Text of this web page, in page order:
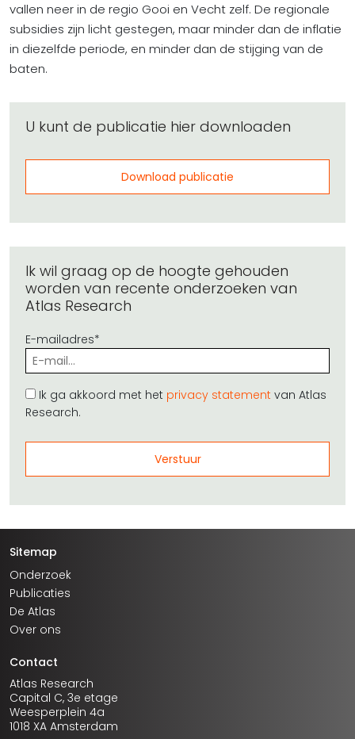
vallen neer in de regio Gooi en Vecht zelf. De regionale
subsidies zijn licht gestegen, maar minder dan de inflatie
in diezelfde periode, en minder dan de stijging van de
baten.
U kunt de publicatie hier downloaden
Download publicatie
Ik wil graag op de hoogte gehouden
worden van recente onderzoeken van
Atlas Research
E-mailadres*
Ik ga akkoord met het privacy statement van Atlas
Research.
Sitemap
Onderzoek
Publicaties
De Atlas
Over ons
Contact
Atlas Research
Capital C, 3e etage
Weesperplein 4a
1018 XA Amsterdam